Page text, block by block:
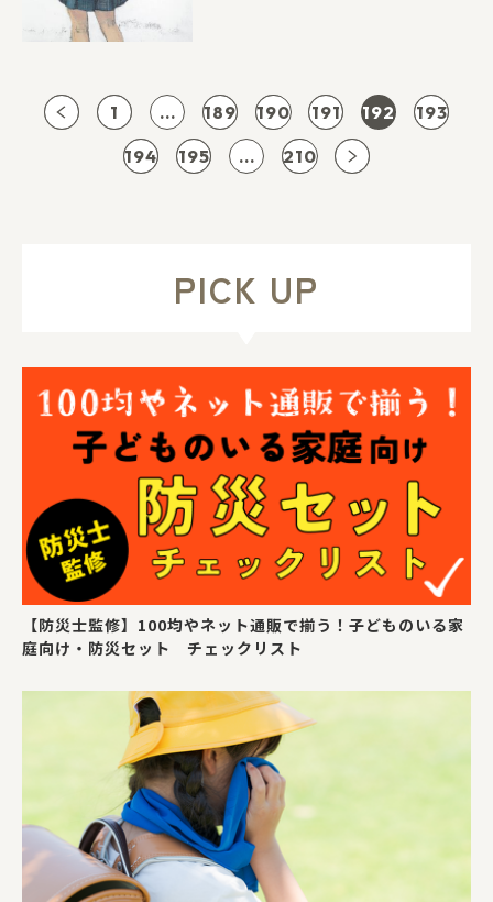
1 ... 189 190 191 192
193
194
195 ... 210
PICK UP
【防災士監修】100均やネット通販で揃う！子どものいる家
庭向け・防災セット チェックリスト